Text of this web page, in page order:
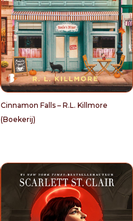
Cinnamon Falls – R.L. Killmore
(Boekerij)